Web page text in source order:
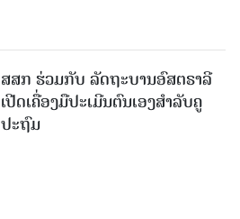
ສສກ ຮ່ວມກັບ ລັດຖະບານອົສຕຣາລີ
ເປີດເຄື່ອງມືປະເມີນຕົນເອງສຳລັບຄູ
ປະຖົມ